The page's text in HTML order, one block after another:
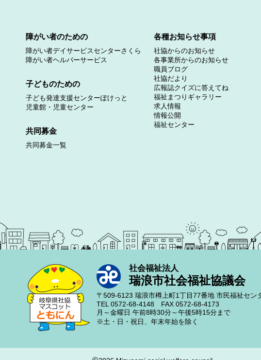
障がい者のための
障がい者デイサービスセンターさくら
障がい者ヘルパーサービス
子どものための
子ども発達支援センターぽけっと
児童館・児童センター
共同募金
共同募金一覧
各種お知らせ事項
社協からのお知らせ
各事業所からのお知らせ
職員ブログ
社協だより
広報誌クイズに答えてね
福祉まつりギャラリー
求人情報
情報公開
福祉センター
社会福祉法人
瑞浪市社会福祉協議会
〒509-6123 瑞浪市樽上町1丁目77番地 市民福祉セン
TEL 0572-68-4148 FAX 0572-68-4173
月～金曜日 午前8時30分～午後5時15分まで
※土・日・祝日、年末年始を除く